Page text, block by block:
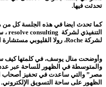
تحدثت فيها.
كما تحدث ايضا في هذه الجلسة كل
التنفيذي لشركة resolve consulting ،
لشركة Roche، رولا القليوبي مستشارة
وأوضحت منال يوسف، في كلمتها كيف
والمتوسطة في الظهور للساحة عبر
مصر” والتي ساعدت في تحفيز أصحاب
الظهور على ساحة التسويق الإلكتروني.